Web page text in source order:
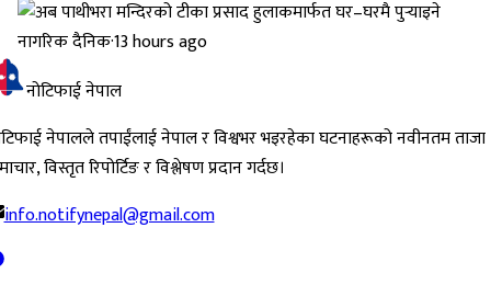
नागरिक दैनिक·13 hours ago
नोटिफाई नेपाल
नेपालले तपाईंलाई नेपाल र विश्वभर भइरहेका घटनाहरूको नवीनतम ताजा
विस्तृत रिपोर्टिङ र विश्लेषण प्रदान गर्दछ।
info.notifynepal@gmail.com